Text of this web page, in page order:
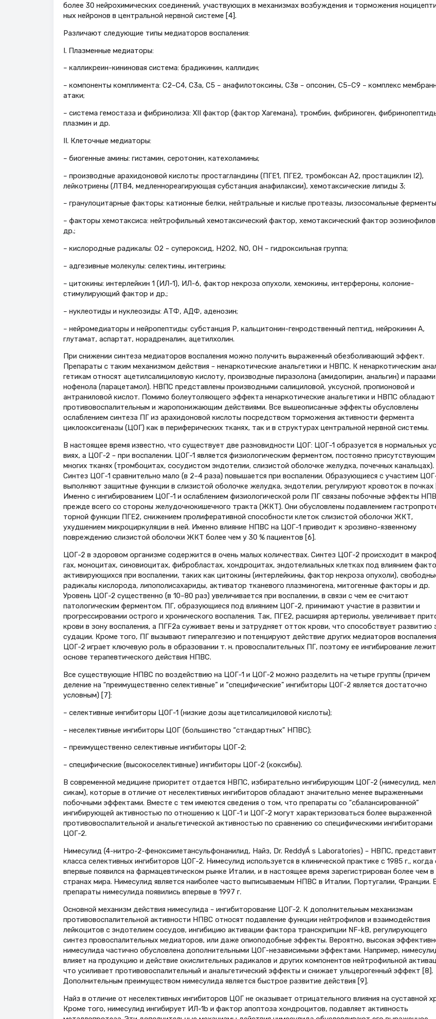
более 30 нейрохимических соедине­ний, участвующих в механизмах воз­буждения и торможения
ных нейронов в центральной нервной системе [4].
Различают следующие типы медиа­торов воспаления:
I. Плазменные медиаторы:
– калликреин-кининовая система: брадикинин, каллидин;
– компоненты комплимента: С2–С4, С3а, С5 – анафилотоксины, С3в – опсонин, С5–С9 – комплекс
атаки;
– система гемостаза и фибринолиза: XII фактор (фактор Хагемана), тром­бин, фибриноген,
плазмин и др.
II. Клеточные медиаторы:
– биогенные амины: гистамин, серо­тонин, катехоламины;
– производные арахидоновой кисло­ты: простагландины (ПГЕ1, ПГЕ2, тромбоксан А2, простациклин I2),
лейкотриены (ЛТВ4, медленнореа­гирующая субстанция анафилак­сии), хемотаксические липиды 3;
– гранулоцитарные факторы: катион­ные белки, нейтральные и кислые протеазы, лизосомальные
– факторы хемотаксиса: нейтрофиль­ный хемотаксический фактор, хемо­таксический фактор
др.;
– кислородные радикалы: О2 – суперок­сид, Н2О2, NO, ОН – гидроксильная группа;
– адгезивные молекулы: селектины, интегрины;
– цитокины: интерлейкин 1 (ИЛ-1), ИЛ-6, фактор некроза опухоли, хемокины, интерфероны, колоние­
стимулирующий фактор и др.;
– нуклеотиды и нуклеозиды: АТФ, АДФ, аденозин;
– нейромедиаторы и нейропептиды: субстанция Р, кальцитонин-ген­родственный пептид, нейрокинин А,
глутамат, аспартат, норадреналин, ацетилхолин.
При снижении синтеза медиаторов воспаления можно получить выра­женный обезболивающий эффект.
Препараты с таким механизмом дей­ствия – ненаркотические анальгетики и НВПС. К ненаркотическим
гетикам относят ацетилсалициловую кислоту, производные пиразолона (амидопирин, анальгин) и
нофенола (парацетамол). НВПС пред­ставлены производными салициловой, уксусной, пропионовой и
антранило­вой кислот. Помимо болеутоляющего эффекта ненаркотические анальгетики и НВПС обладают
противовоспали­тельным и жаропонижающим действи­ями. Все вышеописанные эффекты обусловлены
ослаблением синтеза ПГ из арахидоновой кислоты посредством торможения активности фермента
циклооксигеназы (ЦОГ) как в пери­ферических тканях, так и в структурах центральной нервной системы.
В настоящее время известно, что существует две разновидности ЦОГ: ЦОГ-1 образуется в нормальных
виях, а ЦОГ-2 – при воспалении. ЦОГ-1 является физиологическим ферментом, постоянно
многих тканях (тромбоцитах, сосудистом эндотелии, слизистой обо­лочке желудка, почечных канальцах).
Синтез ЦОГ-1 сравнительно мало (в 2–4 раза) повышается при воспале­нии. Образующиеся с участием
выполняют защитные функции в слизистой оболочке желудка, эндоте­лии, регулируют кровоток в почках
Именно с ингибированием ЦОГ-1 и ослаблением физиологической роли ПГ связаны побочные эффекты
прежде всего со стороны желудочно­кишечного тракта (ЖКТ). Они обу­словлены подавлением
торной функции ПГЕ2, снижением пролиферативной способности клеток слизистой оболочки ЖКТ,
ухудшени­ем микроциркуляции в ней. Именно влияние НПВС на ЦОГ-1 приводит к эрозивно-язвенному
повреждению слизистой оболочки ЖКТ более чем у 30 % пациентов [6].
ЦОГ-2 в здоровом организме содер­жится в очень малых количествах. Синтез ЦОГ-2 происходит в
гах, моноцитах, синовиоцитах, фибро­бластах, хондроцитах, эндотелиальных клетках под влиянием
акти­вирующихся при воспалении, таких как цитокины (интерлейкины, фактор некроза опухоли),
радикалы кислорода, липополисахариды, акти­ватор тканевого плазминогена, мито­генные факторы и др.
Уровень ЦОГ-2 существенно (в 10–80 раз) увеличи­вается при воспалении, в связи с чем ее считают
патологическим фермен­том. ПГ, образующиеся под влиянием ЦОГ-2, принимают участие в развитии и
прогрессировании острого и хрони­ческого воспаления. Так, ПГE2, рас­ширяя артериолы, увеличивает
крови в зону воспаления, а ПГF2a суживает вены и затрудняет отток крови, что способствует
судации. Кроме того, ПГ вызывают гипералгезию и потенцируют действие других медиаторов
ЦОГ-2 играет ключевую роль в образовании т. н. провоспалительных ПГ, поэтому ее ингибирование
основе тера­певтического действия НПВС.
Все существующие НПВС по воз­действию на ЦОГ-1 и ЦОГ-2 можно разделить на четыре группы (причем
деление на “преимущественно селек­тивные” и “специфические” инги­биторы ЦОГ-2 является достаточно
условным) [7]:
– селективные ингибиторы ЦОГ-1 (низкие дозы ацетилсалициловой кислоты);
– неселективные ингибиторы ЦОГ (большинство “стандартных” НПВС);
– преимущественно селективные ингибиторы ЦОГ-2;
– специфические (высокоселектив­ные) ингибиторы ЦОГ-2 (коксибы).
В современной медицине приоритет отдается НВПС, избирательно инги­бирующим ЦОГ-2 (нимесулид,
сикам), которые в отличие от неселек­тивных ингибиторов обладают значи­тельно менее выраженными
побочны­ми эффектами. Вместе с тем имеют­ся сведения о том, что препараты со “сбалансированной”
ингибирующей активностью по отношению к ЦОГ-1 и ЦОГ-2 могут характеризоваться более выраженной
противовоспалительной и анальгетической активностью по сравнению со специфическими инги­биторами
ЦОГ-2.
Нимесулид (4-нитро-2-фенокси­метансульфонанилид, Найз, Dr. ReddyÁ s Laboratories) – НВПС,
класса селективных ингиби­торов ЦОГ-2. Нимесулид используется в клинической практике с 1985 г., когда
впервые появился на фармацевти­ческом рынке Италии, и в настоящее время зарегистрирован более чем в
странах мира. Нимесулид является наиболее часто выписываемым НПВС в Италии, Португалии, Франции.
препараты нимесулида появи­лись впервые в 1997 г.
Основной механизм действия ниме­сулида – ингибиторование ЦОГ-2. К дополнительным механизмам
противовоспалительной актив­ности НПВС относят подавление функции нейтрофилов и взаимо­действия
лейкоцитов с эндотелием сосудов, ингибицию активации фак­тора транскрипции NF-kВ, регули­рующего
синтез провоспалительных медиаторов, или даже опиоподоб­ные эффекты. Вероятно, высокая
нимесулида частич­но обусловлена дополнительными ЦОГ-независимыми эффектами. Например,
влияет на про­дукцию и действие окислительных радикалов и других компонентов ней­трофильной
что усиливает противовоспалительный и анальгети­ческий эффекты и снижает ульцеро­генный эффект [8].
Дополнительным преимуществом нимесулида является быстрое развитие действия [9].
Найз в отличие от неселективных ингибиторов ЦОГ не оказывает отри­цательного влияния на суставной
Кроме того, нимесулид ингибирует ИЛ-1b и фактор апоптоза хондроци­тов, подавляет активность